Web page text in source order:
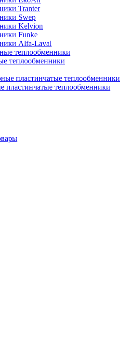
Tranter
Swep
Kelvion
Funke
Alfa-Laval
теплообменники
теплообменники
пластинчатые теплообменники
пластинчатые теплообменники